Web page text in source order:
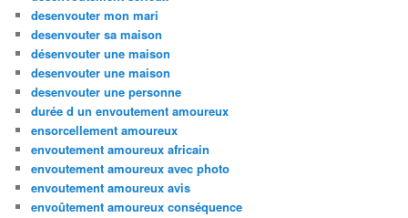
desenvouter mon mari
desenvouter sa maison
désenvouter une maison
desenvouter une maison
desenvouter une personne
durée d un envoutement amoureux
ensorcellement amoureux
envoutement amoureux africain
envoutement amoureux avec photo
envoutement amoureux avis
envoûtement amoureux conséquence